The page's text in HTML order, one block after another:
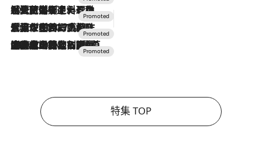
2026.7.24
【夏限定ディナーコース】旬を迎える稚鮎や花ズッキーニなどをイタリア・トスカーナの郷土料理の手法で満喫！
2026.7.17
「土佐和ハーブかき氷」がOMO7高知に登場！生姜、山椒、大葉など目にも舌にも涼を呼ぶ郷土の味
2026.7.10
NEW OPEN！【界 草津】名湯の地に誕生。趣の異なる2種の温泉と上州ならではの会席・蕎麦割烹など美食を味わう究極の癒やし旅
特集 TOP